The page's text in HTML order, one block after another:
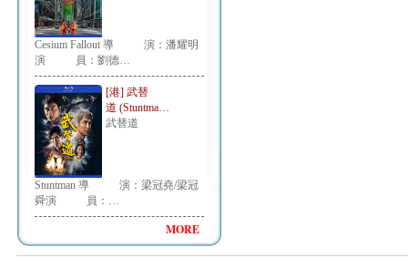
Cesium Fallout 導 演：潘耀明
演 員：劉德…
[港] 武替
道 (Stuntma…
武替道
Stuntman 導 演：梁冠堯/梁冠
舜演 員：…
MORE